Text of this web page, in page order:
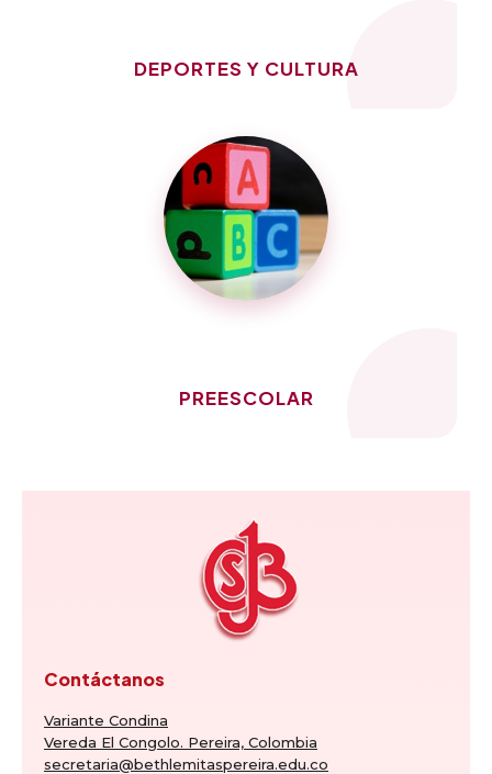
DEPORTES Y CULTURA
PREESCOLAR
Contáctanos
Variante Condina
Vereda El Congolo. Pereira, Colombia
secretaria@bethlemitaspereira.edu.co